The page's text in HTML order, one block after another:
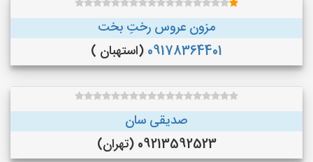
مزون عروس رختِ بخت
09178364401 (استهبان )
صدیقی سان
09213592523 (تهران)